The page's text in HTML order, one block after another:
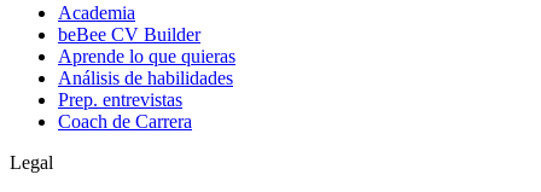
Academia
beBee CV Builder
Aprende lo que quieras
Análisis de habilidades
Prep. entrevistas
Coach de Carrera
Legal